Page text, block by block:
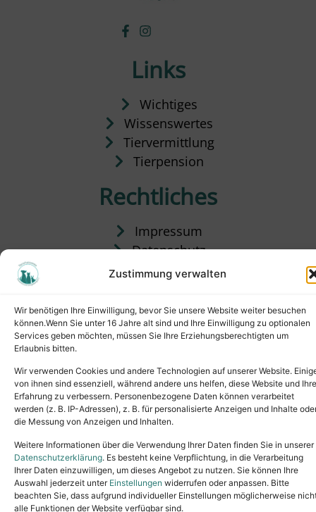
Zustimmung verwalten
Wir benötigen Ihre Einwilligung, bevor Sie unsere Website weiter besuchen
können.Wenn Sie unter 16 Jahre alt sind und Ihre Einwilligung zu optionalen
Services geben möchten, müssen Sie Ihre Erziehungsberechtigten um
Erlaubnis bitten.
Wir verwenden Cookies und andere Technologien auf unserer Website.
von ihnen sind essenziell, während andere uns helfen, diese Website und Ihre
Erfahrung zu verbessern. Personenbezogene Daten können verarbeitet
werden (z. B. IP-Adressen), z. B. für personalisierte Anzeigen und Inhalte
die Messung von Anzeigen und Inhalten.
Weitere Informationen über die Verwendung Ihrer Daten finden Sie in unserer
Datenschutzerklärung. Es besteht keine Verpflichtung, in die Verarbeitung
Ihrer Daten einzuwilligen, um dieses Angebot zu nutzen. Sie können Ihre
Auswahl jederzeit unter Einstellungen widerrufen oder anpassen. Bitte
beachten Sie, dass aufgrund individueller Einstellungen möglicherweise
alle Funktionen der Website verfügbar sind.
Links
Wichtiges
Wissenswertes
Tiervermittlung
Tierpension
Rechtliches
Impressum
Datenschutz
Satzung
Copyright © 2024. All rights reserved.
Tel.: (02631) 55356buero@tierheim-neuwied.de
Ludwigshof 1, 56567 Neuwied